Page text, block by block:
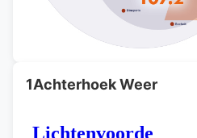
1Achterhoek Weer